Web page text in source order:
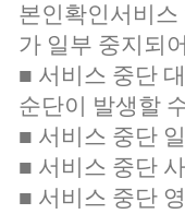
본인확인서비
가 일부 중지되
■ 서비스 중단
순단이 발생할
■ 서비스 중단
■ 서비스 중단
■ 서비스 중단